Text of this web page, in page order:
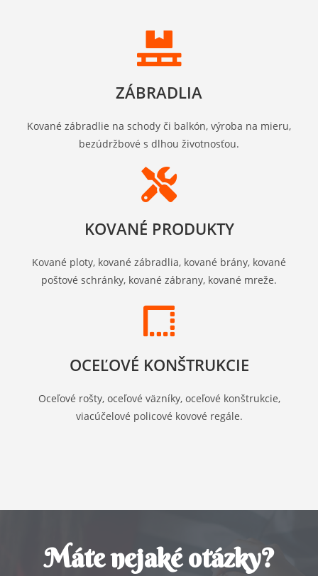
ZÁBRADLIA
Kované zábradlie na schody či balkón, výroba na mieru,
bezúdržbové s dlhou životnosťou.
KOVANÉ PRODUKTY
Kované ploty, kované zábradlia, kované brány, kované
poštové schránky, kované zábrany, kované mreže.
OCEĽOVÉ KONŠTRUKCIE
Oceľové rošty, oceľové väzníky, oceľové konštrukcie,
viacúčelové policové kovové regále.
Máte nejaké otázky?